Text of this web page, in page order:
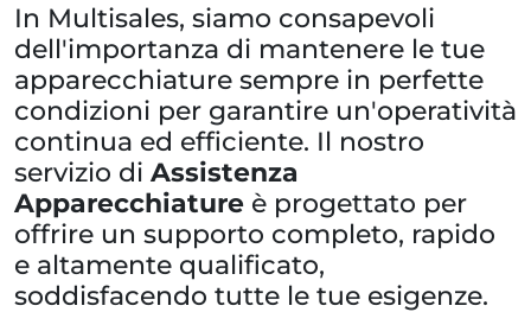
In Multisales, siamo consapevoli
dell'importanza di mantenere le tue
apparecchiature sempre in perfette
condizioni per garantire un'operatività
continua ed efficiente. Il nostro
servizio di Assistenza
Apparecchiature è progettato per
offrire un supporto completo, rapido
e altamente qualificato,
soddisfacendo tutte le tue esigenze.